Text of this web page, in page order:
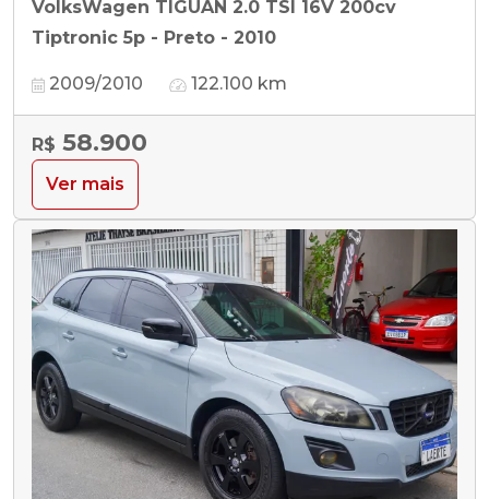
VolksWagen TIGUAN 2.0 TSI 16V 200cv
Tiptronic 5p - Preto - 2010
2009/2010 122.100 km
R$ 58.900
Ver mais